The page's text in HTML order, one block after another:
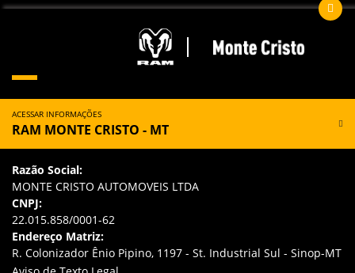
ACESSAR INFORMAÇÕES
RAM MONTE CRISTO - MT
Razão Social:
MONTE CRISTO AUTOMOVEIS LTDA
CNPJ:
22.015.858/0001-62
Endereço Matriz:
R. Colonizador Ênio Pipino, 1197 - St. Industrial Sul - Sinop-MT